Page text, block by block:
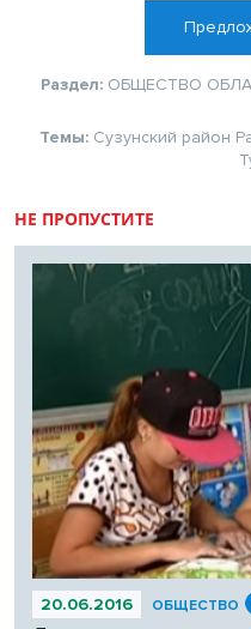
Раздел: ОБЩЕСТВО
Темы: Сузунский район
НЕ ПРОПУСТИТЕ
20.06.2016 ОБЩЕСТВО